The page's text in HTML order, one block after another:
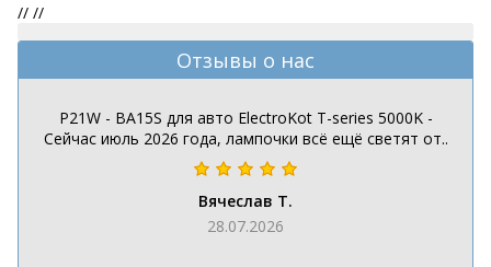
// //
Отзывы о нас
P21W - BA15S для авто ElectroKot T-series 5000K -
Сейчас июль 2026 года, лампочки всё ещё светят от..
Вячеслав Т.
28.07.2026